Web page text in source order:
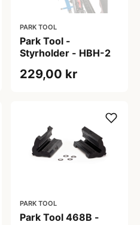
PARK TOOL
Park Tool -
Styrholder - HBH-2
229,00 kr
PARK TOOL
Park Tool 468B -